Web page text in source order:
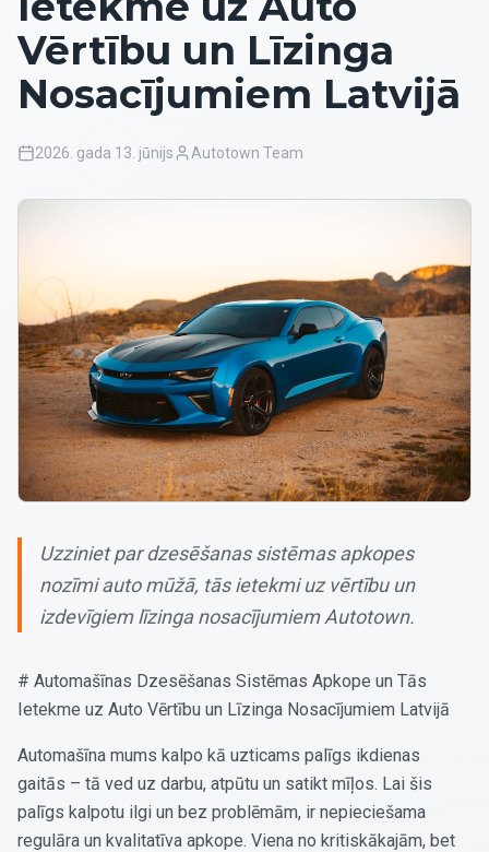
Vērtību un Līzinga
Nosacījumiem Latvijā
2026. gada 13. jūnijs Autotown Team
Uzziniet par dzesēšanas sistēmas apkopes
nozīmi auto mūžā, tās ietekmi uz vērtību un
izdevīgiem līzinga nosacījumiem Autotown.
# Automašīnas Dzesēšanas Sistēmas Apkope un Tās
Ietekme uz Auto Vērtību un Līzinga Nosacījumiem Latvijā
Automašīna mums kalpo kā uzticams palīgs ikdienas
gaitās – tā ved uz darbu, atpūtu un satikt mīļos. Lai šis
palīgs kalpotu ilgi un bez problēmām, ir nepieciešama
regulāra un kvalitatīva apkope. Viena no kritiskākajām, bet